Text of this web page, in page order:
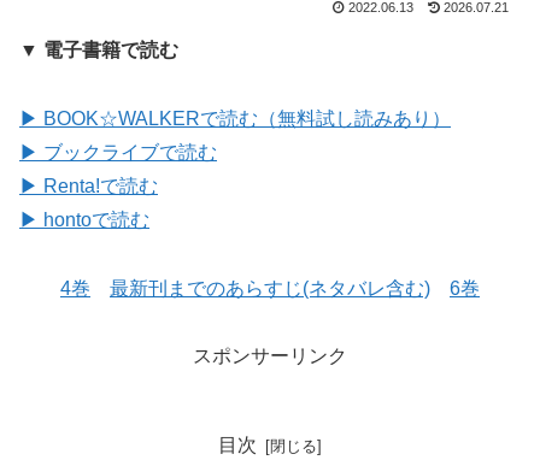
2022.06.13 2026.07.21
▼ 電子書籍で読む
▶ BOOK☆WALKERで読む（無料試し読みあり）
▶ ブックライブで読む
▶ Renta!で読む
▶ hontoで読む
4巻 最新刊までのあらすじ(ネタバレ含む) 6巻
スポンサーリンク
目次